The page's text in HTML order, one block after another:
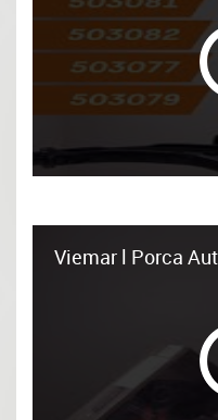
Viemar l Porca